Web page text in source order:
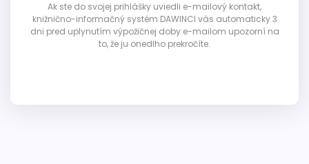
Ak ste do svojej prihlášky uviedli e-mailový kontakt,
knižnično-informačný systém DAWINCI vás automaticky 3
dni pred uplynutím výpožičnej doby e-mailom upozorní na
to, že ju onedlho prekročíte.